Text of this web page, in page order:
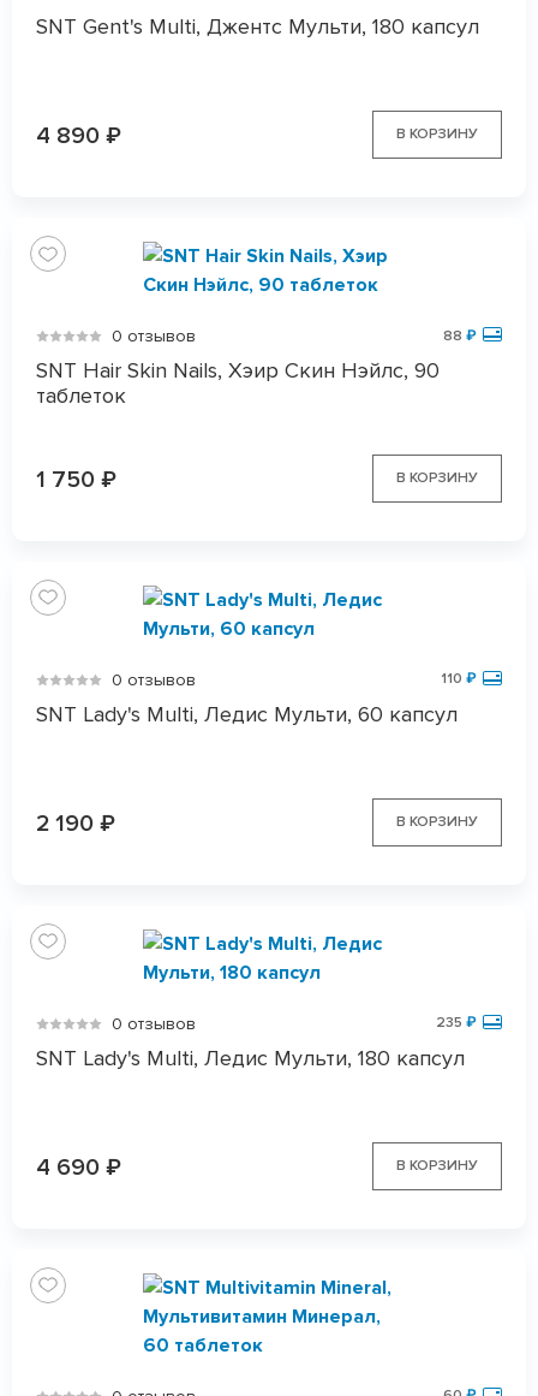
SNT Gent's Multi, Джентс Мульти, 180 капсул
4 890 ₽ В КОРЗИНУ
0 отзывов 88 ₽
SNT Hair Skin Nails, Хэир Скин Нэйлс, 90
таблеток
1 750 ₽ В КОРЗИНУ
0 отзывов 110 ₽
SNT Lady's Multi, Ледис Мульти, 60 капсул
2 190 ₽ В КОРЗИНУ
0 отзывов 235 ₽
SNT Lady's Multi, Ледис Мульти, 180 капсул
4 690 ₽ В КОРЗИНУ